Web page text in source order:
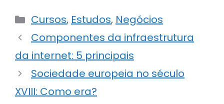
a
ts
A
p
p
k
e
dI
n
c
e
b
o
o
k
e
gr
a
m
ar
e
Categorias
Cursos, Estudos, Negócios
Componentes da infraestrutura
da internet: 5 principais
Sociedade europeia no século
XVIII: Como era?